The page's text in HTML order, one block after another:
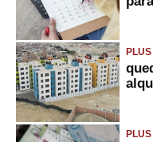
PLUS
PLUS